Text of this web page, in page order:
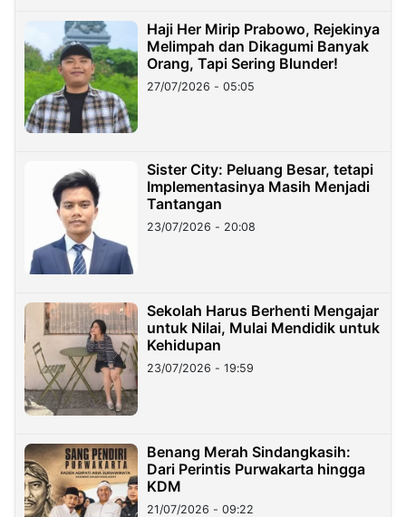
Haji Her Mirip Prabowo, Rejekinya
Melimpah dan Dikagumi Banyak
Orang, Tapi Sering Blunder!
27/07/2026 - 05:05
Sister City: Peluang Besar, tetapi
Implementasinya Masih Menjadi
Tantangan
23/07/2026 - 20:08
Sekolah Harus Berhenti Mengajar
untuk Nilai, Mulai Mendidik untuk
Kehidupan
23/07/2026 - 19:59
Benang Merah Sindangkasih:
Dari Perintis Purwakarta hingga
KDM
21/07/2026 - 09:22